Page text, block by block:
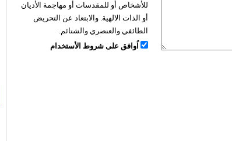
للأشخاص أو للمقدسات أو مهاجمة الأديان
أو الذات الالهية. والابتعاد عن التحريض
الطائفي والعنصري والشتائم.
اُوافق على شروط الأستخدام